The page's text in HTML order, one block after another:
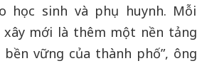
học sinh và phụ huynh. Mỗi
mới là thêm một nền tảng
vững của thành phố”, ông